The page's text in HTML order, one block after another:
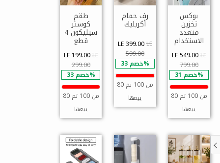
بوكس
تخزين
متعدد
الاستخدام
LE 549.00LE
799.00
خصم 31%
80 من 100 تم
بيعها
رف حمام
أكريليك
LE 399.00LE
599.00
خصم 33%
80 من 100 تم
بيعها
طقم
كوستر
سيليكون 4
قطع
LE 199.00LE
299.00
خصم 33%
80 من 100 تم
بيعها